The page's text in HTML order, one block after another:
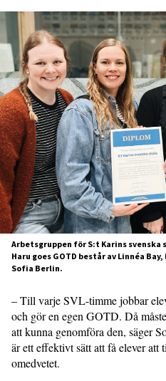
Arbetsgruppen för S:t Karins
Haru goes GOTD består av Linnéa
Sofia Berlin.
– Till varje SVL-timme jobbar
och gör en egen GOTD. Då
att kunna genomföra den, säger
är ett effektivt sätt att få elever att
omedvetet.